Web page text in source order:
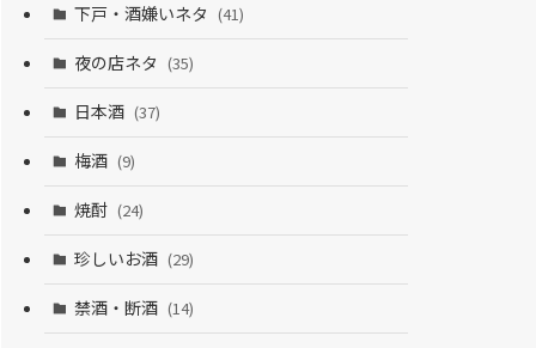
下戸・酒嫌いネタ (41)
夜の店ネタ (35)
日本酒 (37)
梅酒 (9)
焼酎 (24)
珍しいお酒 (29)
禁酒・断酒 (14)